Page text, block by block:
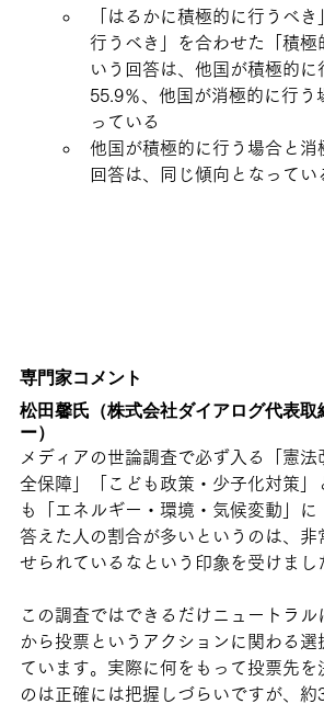
「はるかに積極的に行うべ
行うべき」を合わせた「積極
いう回答は、他国が積極的に
55.9％、他国が消極的に行う
っている
他国が積極的に行う場合と消
回答は、同じ傾向となってい
専門家コメント
松田馨氏（株式会社ダイアログ代表
ー）
メディアの世論調査で必ず入る「憲法
全保障」「こども政策・少子化対策」
も「エネルギー・環境・気候変動」に
答えた人の割合が多いというのは、非
せられているなという印象を受けまし
この調査ではできるだけニュートラ
から投票というアクションに関わる
ています。実際に何をもって投票先を
のは正確には把握しづらいですが、約